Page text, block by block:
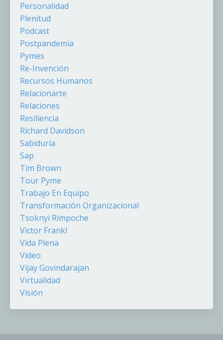
Personalidad
Plenitud
Podcast
Postpandemia
Pymes
Re-Invención
Recursos Humanos
Relacionarte
Relaciones
Resiliencia
Richard Davidson
Sabiduría
Sap
Tim Brown
Tour Pyme
Trabajo En Equipo
Transformación Organizacional
Tsoknyi Rimpoche
Victor Frankl
Vida Plena
Video
Vijay Govindarajan
Virtualidad
Visión